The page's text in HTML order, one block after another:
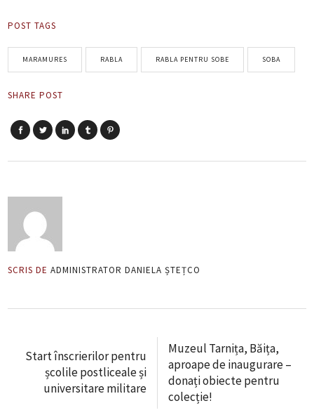
POST TAGS
MARAMURES RABLA RABLA PENTRU SOBE SOBA
SHARE POST
SCRIS DE ADMINISTRATOR DANIELA ȘTEȚCO
Start înscrierilor pentru
școlile postliceale și
universitare militare
Muzeul Tarnița, Băița,
aproape de inaugurare –
donați obiecte pentru
colecție!